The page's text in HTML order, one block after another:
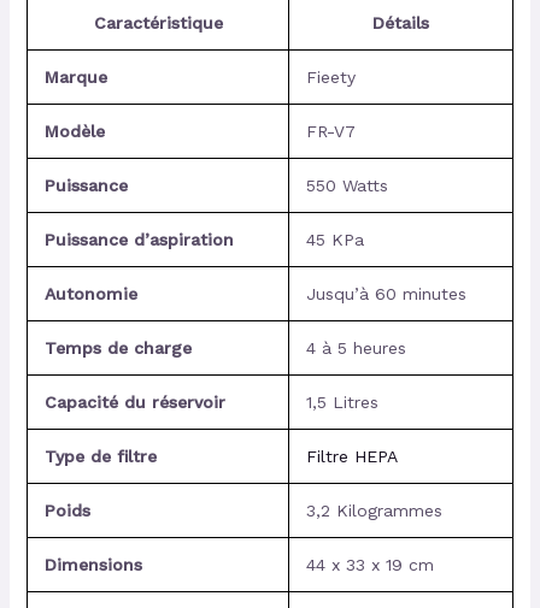
Caractéristique Détails
Marque Fieety
Modèle FR-V7
Puissance 550 Watts
Puissance d’aspiration 45 KPa
Autonomie Jusqu’à 60 minutes
Temps de charge 4 à 5 heures
Capacité du réservoir 1,5 Litres
Type de filtre Filtre HEPA
Poids 3,2 Kilogrammes
Dimensions 44 x 33 x 19 cm